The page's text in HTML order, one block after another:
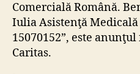
Comercială Română.
Iulia Asistenţă Medicală
15070152”, este
Caritas.